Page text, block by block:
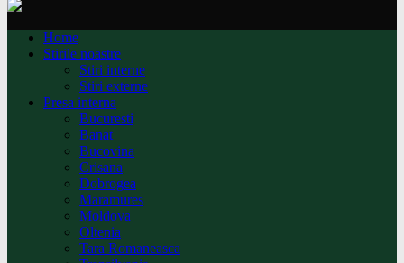
Home
Stirile noastre
Stiri interne
Stiri externe
Presa interna
Bucuresti
Banat
Bucovina
Crisana
Dobrogea
Maramures
Moldova
Oltenia
Tara Romaneasca